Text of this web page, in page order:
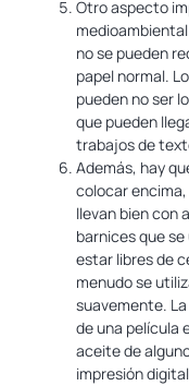
Otro aspecto
no se pueden
papel normal.
pueden no ser
que pueden
trabajos de
Además, hay
colocar
llevan bien con
barnices que
estar libres de
menudo se
suavemente.
de una película
aceite de
impresión